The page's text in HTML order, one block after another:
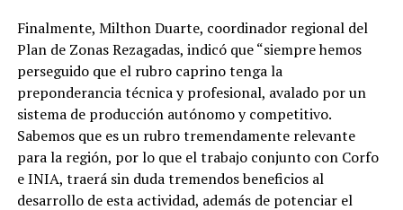
Finalmente, Milthon Duarte, coordinador regional del
Plan de Zonas Rezagadas, indicó que “siempre hemos
perseguido que el rubro caprino tenga la
preponderancia técnica y profesional, avalado por un
sistema de producción autónomo y competitivo.
Sabemos que es un rubro tremendamente relevante
para la región, por lo que el trabajo conjunto con Corfo
e INIA, traerá sin duda tremendos beneficios al
desarrollo de esta actividad, además de potenciar el